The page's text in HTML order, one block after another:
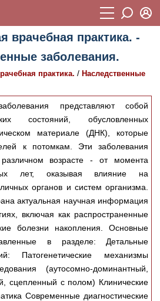
2474
1050
и неотложной помощи
Вход
врачебная практика. -
заболевания.
практика. / Наследственные
представляют собой
состояний, обусловленных
материале (ДНК), которые
к потомкам. Эти заболевания
возрасте - от момента
лет, оказывая влияние на
органов и систем организма.
актуальная научная информация
включая как распространенные
болезни накопления. Основные
в разделе: Детальные
Патогенетические механизмы
(аутосомно-доминантный,
сцепленный с полом) Клинические
Современные диагностические